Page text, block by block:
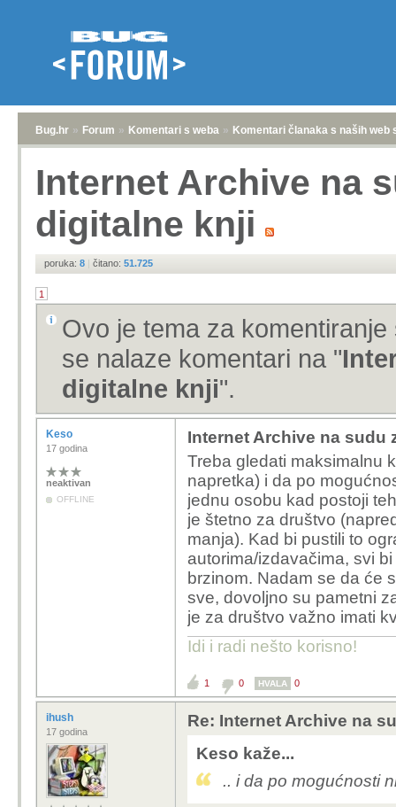
Bug.hr » Forum » Komentari s weba » Komentari članaka s naših web
Internet Archive na
digitalne knji
poruka: 8 | čitano: 51.725
1
Ovo je tema za
se nalaze komentari na "
digitalne knji".
Keso
17 godina
neaktivan
OFFLINE
Internet Archive na sudu
Treba gledati maksimalnu
napretka) i da po
jednu osobu kad postoji
je štetno za društvo
manja). Kad bi pustili to
autorima/izdavačima, svi
brzinom. Nadam se da će
sve, dovoljno su pametni
je za društvo važno imati
Idi i radi nešto korisno!
1 0 HVALA 0
ihush
17 godina
Re: Internet Archive na
Keso kaže...
.. i da po mogućnosti